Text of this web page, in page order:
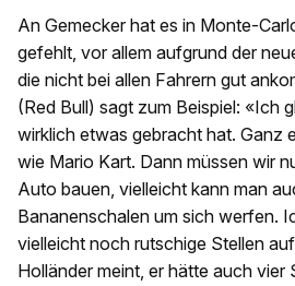
An Gemecker hat es in Monte-
gefehlt, vor allem aufgrund der
die nicht bei allen Fahrern gut
(Red Bull) sagt zum Beispiel: «Ich
wirklich etwas gebracht hat. Ganz
wie Mario Kart. Dann müssen wir
Auto bauen, vielleicht kann man
Bananenschalen um sich werfen.
vielleicht noch rutschige Stellen
Holländer meint, er hätte auch vier